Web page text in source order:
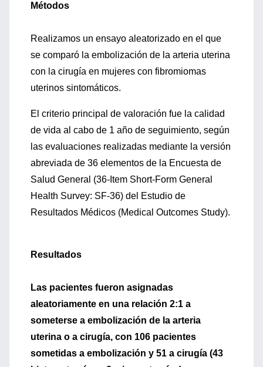
Métodos
Realizamos un ensayo aleatorizado en el que
se comparó la embolización de la arteria uterina
con la cirugía en mujeres con fibromiomas
uterinos sintomáticos.
El criterio principal de valoración fue la calidad
de vida al cabo de 1 año de seguimiento, según
las evaluaciones realizadas mediante la versión
abreviada de 36 elementos de la Encuesta de
Salud General (36-Item Short-Form General
Health Survey: SF-36) del Estudio de
Resultados Médicos (Medical Outcomes Study).
Resultados
Las pacientes fueron asignadas
aleatoriamente en una relación 2:1 a
someterse a embolización de la arteria
uterina o a cirugía, con 106 pacientes
sometidas a embolización y 51 a cirugía (43